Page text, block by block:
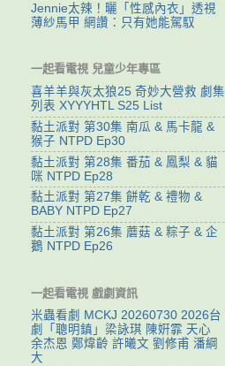
Jennie太辣！曬「性感內衣」透視
薄紗馬甲 網讚：只有她能駕馭
一起看電視 兒童少年專區
喜羊羊與灰太狼25 奇妙大營救 劇集
列表 XYYYHTL S25 List
黏土派對 第30集 南瓜 & 馬卡龍 &
猴子 NTPD Ep30
黏土派對 第28集 番茄 & 鳳梨 & 貓
咪 NTPD Ep28
黏土派對 第27集 餅乾 & 禮物 &
BABY NTPD Ep27
黏土派對 第26集 蘑菇 & 粽子 & 企
鵝 NTPD Ep26
一起看電視 戲劇資訊
米蟲看劇 MCKJ 20260730 2026台
劇「聰明鎮」梁詠琪 陳姸霏 天心
余杰恩 鄭煒齡 許曦文 劉修甫 潘綱
大